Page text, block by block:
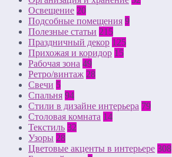
Освещение 20
Подсобные помещения 9
Полезные статьи 215
Праздничный декор 125
Прихожая и коридор 15
Рабочая зона 49
Ретро/винтаж 28
Свечи 5
Спальня 94
Стили в дизайне интерьера 79
Столовая комната 14
Текстиль 32
Узоры 28
Цветовые акценты в интерьере 308